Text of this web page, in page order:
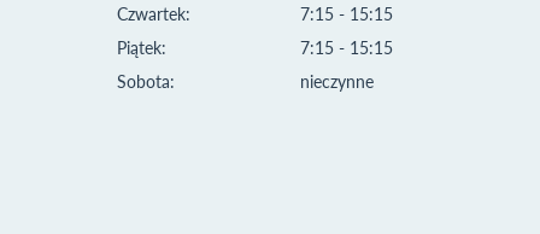
Czwartek:
Piątek:
Sobota:
7:15 - 15:15
7:15 - 15:15
nieczynne